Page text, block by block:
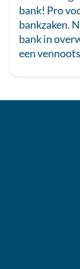
bank! Pro
bankzaken.
bank in
een